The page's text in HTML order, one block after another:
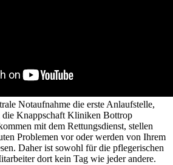
Notaufnahme die erste Anlaufstelle,
Knappschaft Kliniken Bottrop
mit dem Rettungsdienst, stellen
Problemen vor oder werden von Ihrem
Daher ist sowohl für die pflegerischen
dort kein Tag wie jeder andere.